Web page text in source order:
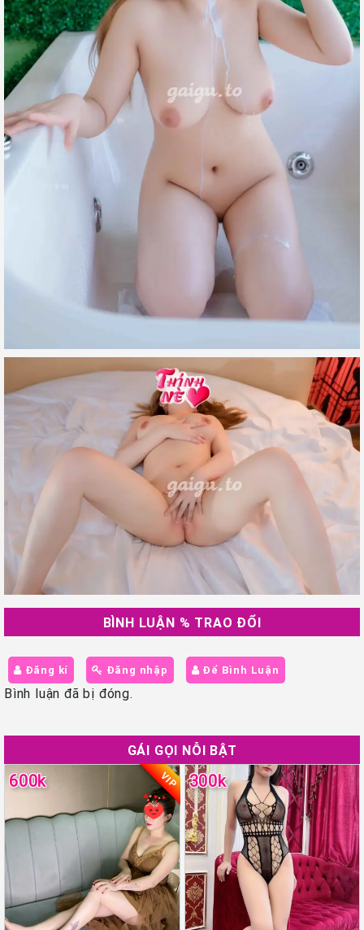
BÌNH LUẬN % TRAO ĐỔI
Đăng kí Đăng nhập Để Bình Luận
Bình luận đã bị đóng.
GÁI GỌI NỖI BẬT
600k VIP 300k